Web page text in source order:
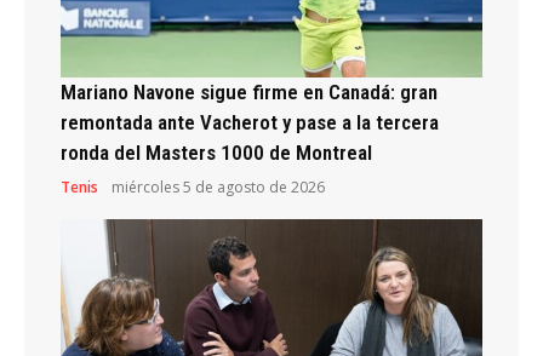
Mariano Navone sigue firme en Canadá: gran
remontada ante Vacherot y pase a la tercera
ronda del Masters 1000 de Montreal
Tenis miércoles 5 de agosto de 2026